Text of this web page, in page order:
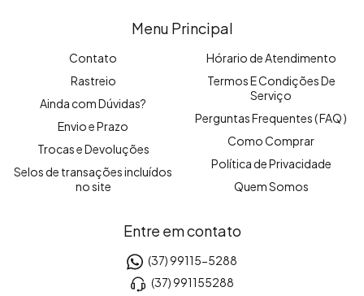
Menu Principal
Contato
Rastreio
Ainda com Dúvidas?
Envio e Prazo
Trocas e Devoluções
Selos de transações incluídos
no site
Hórario de Atendimento
Termos E Condições De
Serviço
Perguntas Frequentes ( FAQ )
Como Comprar
Política de Privacidade
Quem Somos
Entre em contato
(37) 99115-5288
(37) 991155288